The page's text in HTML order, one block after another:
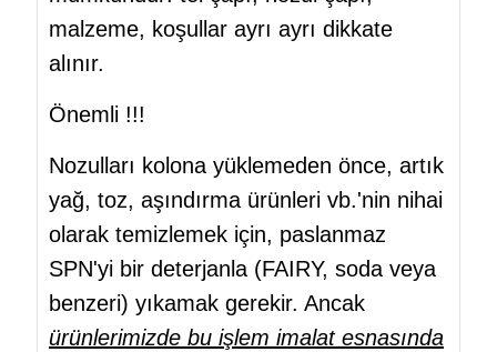
malzeme, koşullar ayrı ayrı dikkate
alınır.
Önemli !!!
Nozulları kolona yüklemeden önce, artık
yağ, toz, aşındırma ürünleri vb.'nin nihai
olarak temizlemek için, paslanmaz
SPN'yi bir deterjanla (FAIRY, soda veya
benzeri) yıkamak gerekir. Ancak
ürünlerimizde bu işlem imalat esnasında